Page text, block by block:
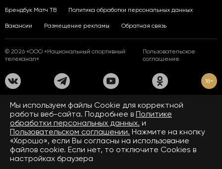
Брендбук Матч ТВ Политика обработки персональных данных
Вакансии Размещение рекламы Обратная связь
© 2026 «ООО «Национальный спортивный
телеканал»
Пользовательское
соглашение
18+
На сайте применяются рекомендательные технологии. Подробнее
Правилах применения рекомендательных технологий.
Средство массовой информации сетевое издание «www.matchtv.ru»
зарегистрировано Федеральной службой по надзору в сфере связи,
информационных технологий и массовых коммуникаций (Роскомнадзор).
Свидетельство о регистрации средства массовой информации ЭЛ № ФС 77 - 72390
от 28.02.2018. Название — www.matchtv.ru.
Учредитель (соучредители) СМИ сетевого издания «www.matchtv.ru»: ООО
«Национальный спортивный телеканал», главный редактор СМИ сетевого издания
Мы используем файлы Сookie для корректной
работы веб-сайта. Подробнее в Политике
обработки персональных данных. и
Пользовательском соглашении. Нажмите на кнопку
«Хорошо», если Вы согласны на использование
файлов cookie. Если нет, то отключите Cookies в
настройках браузера